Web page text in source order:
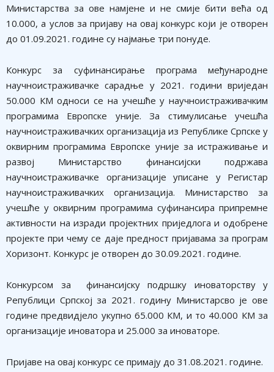
Министарства за ове намјене и не смије бити већа од
10.000, а услов за пријаву на овај конкурс који је отворен
до 01.09.2021. године су најмање три понуде.
Конкурс за суфинансирање програма међународне
научноистраживачке сарадње у 2021. години вриједан
50.000 КМ односи се на учешће у научноистраживачким
програмима Европске уније. За стимулисање учешћа
научноистраживачких организација из Републике Српске у
оквирним програмима Европске уније за истраживање и
развој Министарство финансијски подржава
научноистраживачке организације уписане у Регистар
научноистраживачких организација. Министарство за
учешће у оквирним програмима суфинансира припремне
активности на изради пројектних приједлога и одобрене
пројекте при чему се даје предност пријавама за програм
Хоризонт. Конкурс је отворен до 30.09.2021. године.
Конкурсом за финансијску подршку иноваторству у
Републици Српској за 2021. годину Министарсво је ове
године предвидјело укупно 65.000 КМ, и то 40.000 КМ за
организације иноватора и 25.000 за иноваторе.
Пријаве на овај конкурс се примају до 31.08.2021. године.